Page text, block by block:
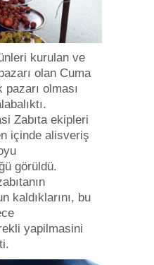
kurulan ve
olan Cuma
pazarı olması
ekipleri
içinde alisveriş
görüldü.
kaldıklarını, bu
yapilmasini